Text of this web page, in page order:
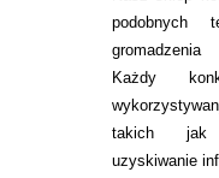
podobnych
Każdy
takich jak
uzyskiwanie